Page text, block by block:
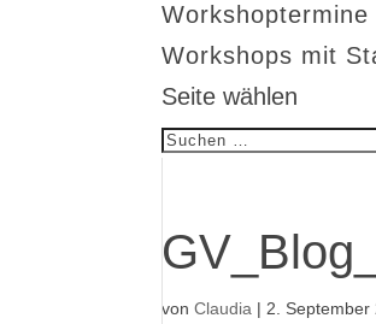
Workshops mit
Seite wählen
vonClaudia | 2. September